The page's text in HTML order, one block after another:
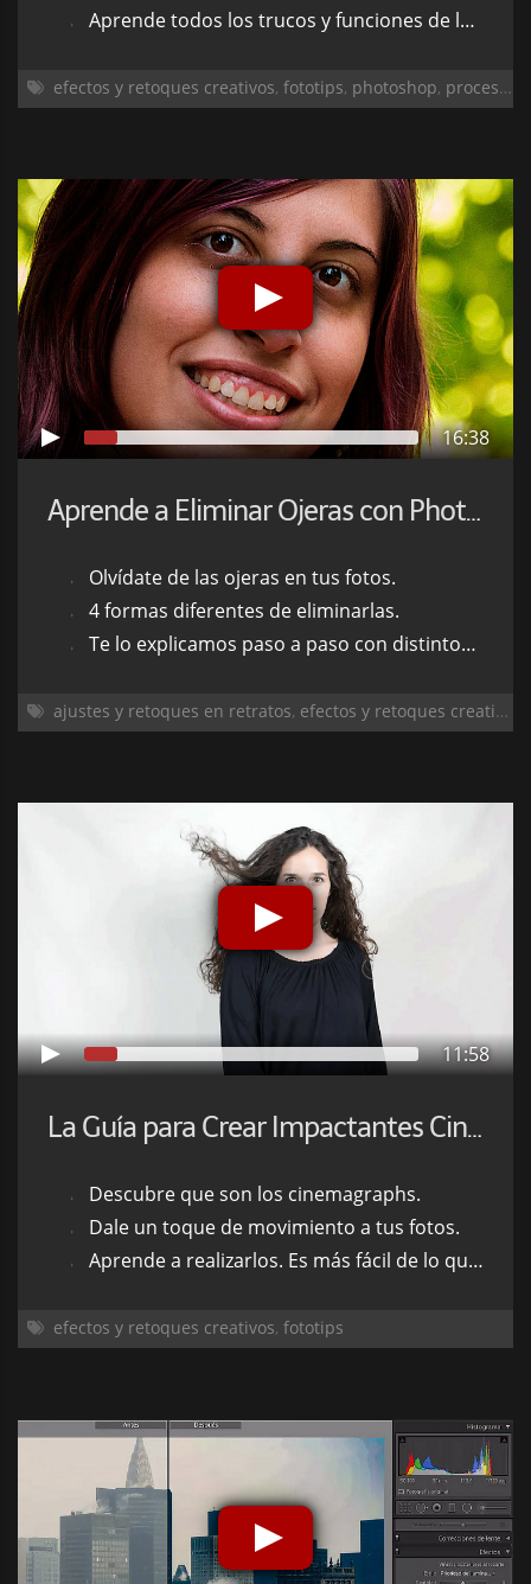
Aprende todos los trucos y funciones de las famosas máscaras de capa.
efectos y retoques creativos, fototips, photoshop, procesado
16:38
Aprende a Eliminar Ojeras con Photoshop
Olvídate de las ojeras en tus fotos.
4 formas diferentes de eliminarlas.
Te lo explicamos paso a paso con distintos ejemplos.
ajustes y retoques en retratos, efectos y retoques creativos
11:58
La Guía para Crear Impactantes Cinemagraphs
Descubre que son los cinemagraphs.
Dale un toque de movimiento a tus fotos.
Aprende a realizarlos. Es más fácil de lo que parece.
efectos y retoques creativos, fototips